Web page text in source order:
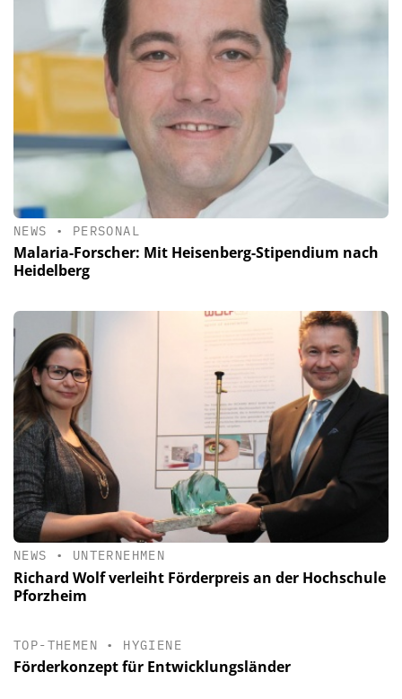
NEWS • PERSONAL
Malaria-Forscher: Mit Heisenberg-Stipendium nach
Heidelberg
NEWS • UNTERNEHMEN
Richard Wolf verleiht Förderpreis an der Hochschule
Pforzheim
TOP-THEMEN • HYGIENE
Förderkonzept für Entwicklungsländer